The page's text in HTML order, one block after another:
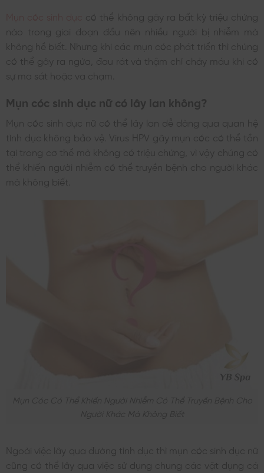
có thể không gây ra bất kỳ triệu chứng
nào trong giai đoạn đầu nên nhiều người bị nhiễm mà
không hề biết. Nhưng khi các mụn cóc phát triển thì chúng
có thể gây ra ngứa, đau rát và thậm chí chảy máu khi có
sự ma sát hoặc va chạm.
Mụn cóc sinh dục nữ có lây lan không?
Mụn cóc sinh dục nữ có thể lây lan dễ dàng qua quan hệ
tình dục không bảo vệ. Virus HPV gây mụn cóc có thể tồn
tại trong cơ thể mà không có triệu chứng, vì vậy chúng có
thể khiến người nhiễm có thể truyền bệnh cho người khác
mà không biết.
Mụn Cóc Có Thể Khiến Người Nhiễm Có Thể Truyền Bệnh Cho
Người Khác Mà Không Biết
Ngoài việc lây qua đường tình dục thì mụn cóc sinh dục nữ
cũng có thể lây qua việc sử dụng chung các vật dụng cá